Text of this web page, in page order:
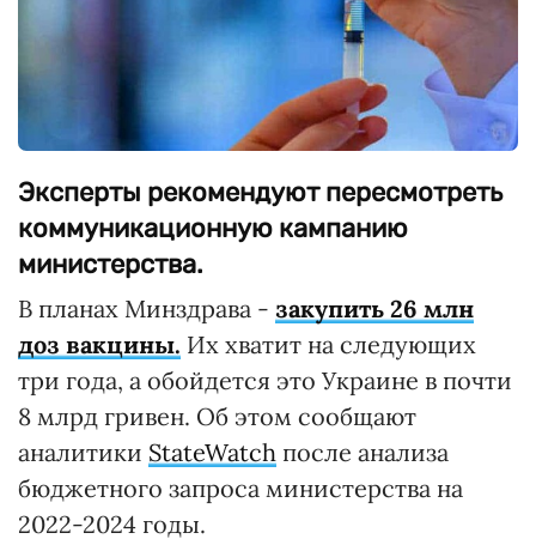
Эксперты рекомендуют пересмотреть
коммуникационную кампанию
министерства.
В планах Минздрава - закупить 26 млн
доз вакцины. Их хватит на следующих
три года, а обойдется это Украине в почти
8 млрд гривен. Об этом сообщают
аналитики StateWatch после анализа
бюджетного запроса министерства на
2022-2024 годы.